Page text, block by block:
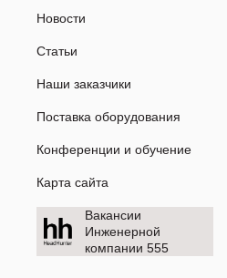
Новости
Статьи
Наши заказчики
Поставка оборудования
Конференции и обучение
Карта сайта
Вакансии
Инженерной
компании 555